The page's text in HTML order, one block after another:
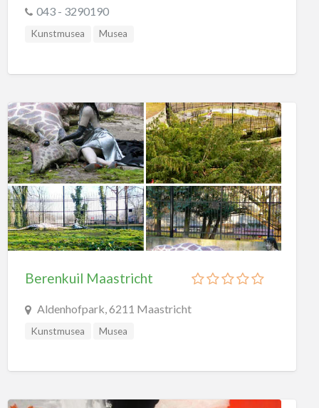
043 - 3290190
Kunstmusea Musea
Berenkuil Maastricht
Aldenhofpark, 6211 Maastricht
Kunstmusea Musea